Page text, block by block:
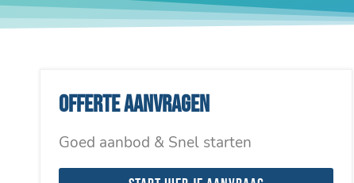
Offerte aanvragen
Goed aanbod & Snel starten